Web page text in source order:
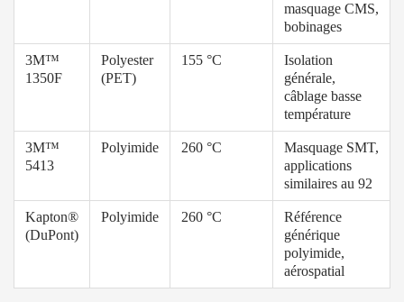
masquage CMS,
bobinages
3M™
1350F
Polyester
(PET)
155 °C
Isolation
générale,
câblage basse
température
3M™
5413
Polyimide 260 °C
Masquage SMT,
applications
similaires au 92
Kapton®
(DuPont)
Polyimide 260 °C
Référence
générique
polyimide,
aérospatial